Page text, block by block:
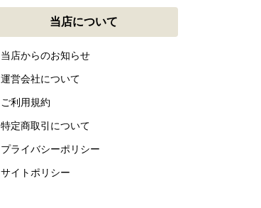
当店について
当店からのお知らせ
運営会社について
ご利用規約
特定商取引について
プライバシーポリシー
サイトポリシー